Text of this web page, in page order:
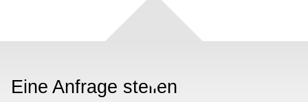
Eine Anfrage stellen